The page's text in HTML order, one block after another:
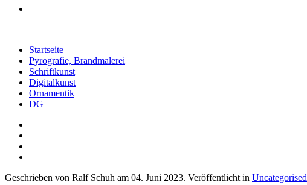
Startseite
Pyrografie, Brandmalerei
Schriftkunst
Digitalkunst
Ornamentik
DG
Geschrieben von Ralf Schuh am 04. Juni 2023. Veröffentlicht in Uncategorised